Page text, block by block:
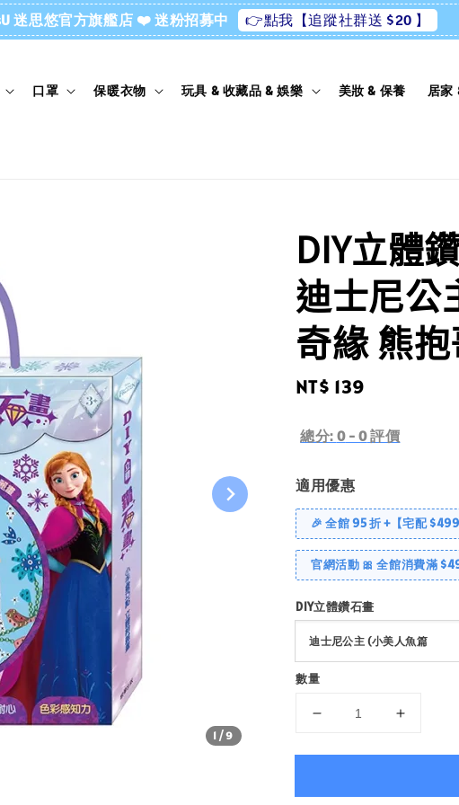
迷思悠官方旗艦店 ❤️ 迷粉招募中 👉點我【追蹤社群送 $20 】
口罩 保暖衣物 玩具 & 收藏品 & 娛樂 美妝 & 保養 居家
1/9
DIY立體
迪士尼公
奇緣 熊
Regular
NT$ 139
總分: 0-0評價
適用優惠
🎉 全館 95 折 +【宅配
官網活動 🎀 全館消費滿
DIY立體鑽石畫
數量